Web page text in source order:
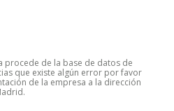
procede de la base de datos de
que existe algún error por favor
de la empresa a la dirección